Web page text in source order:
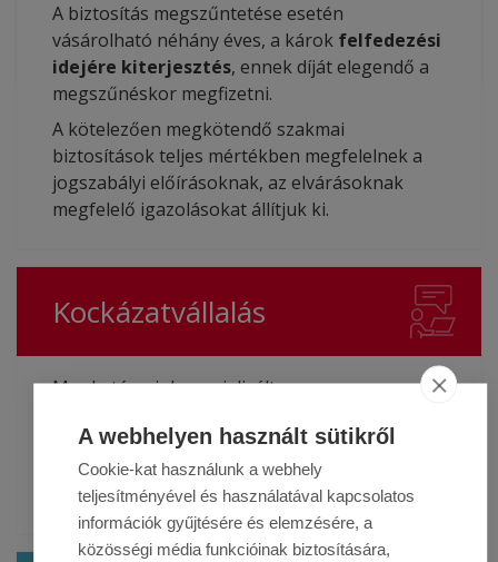
A biztosítás megszűntetése esetén
vásárolható néhány éves, a károk felfedezési
idejére kiterjesztés, ennek díját elegendő a
megszűnéskor megfizetni.
A kötelezően megkötendő szakmai
biztosítások teljes mértékben megfelelnek a
jogszabályi előírásoknak, az elvárásoknak
megfelelő igazolásokat állítjuk ki.
Kockázatvállalás
Munkatársaink specializált
rendelkeznek, így komplex, egyedi igények
szerinti kéréseket is képesek vagyunk
kielégíteni.
A webhelyen használt sütikről
Cookie-kat használunk a webhely
teljesítményével és használatával kapcsolatos
információk gyűjtésére és elemzésére, a
közösségi média funkcióinak biztosítására,